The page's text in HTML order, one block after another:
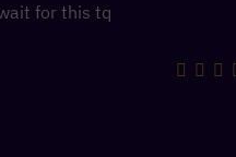
for this tq